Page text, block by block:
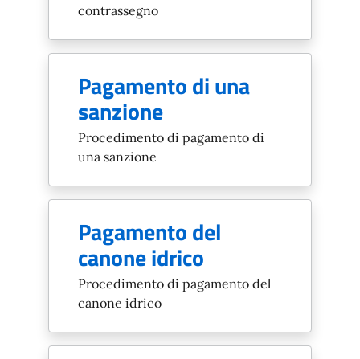
contrassegno
Pagamento di una
sanzione
Procedimento di pagamento di
una sanzione
Pagamento del
canone idrico
Procedimento di pagamento del
canone idrico